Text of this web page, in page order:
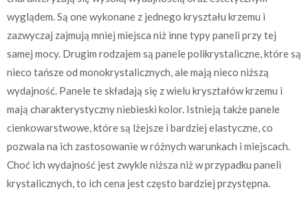
wyglądem. Są one wykonane z jednego kryształu krzemu i
zazwyczaj zajmują mniej miejsca niż inne typy paneli przy tej
samej mocy. Drugim rodzajem są panele polikrystaliczne, które są
nieco tańsze od monokrystalicznych, ale mają nieco niższą
wydajność. Panele te składają się z wielu kryształów krzemu i
mają charakterystyczny niebieski kolor. Istnieją także panele
cienkowarstwowe, które są lżejsze i bardziej elastyczne, co
pozwala na ich zastosowanie w różnych warunkach i miejscach.
Choć ich wydajność jest zwykle niższa niż w przypadku paneli
krystalicznych, to ich cena jest często bardziej przystępna.